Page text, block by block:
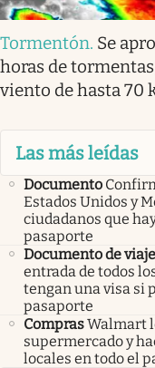
Tormentón. Se
horas de
viento de hasta 70
Las más leídas
Documento
Estados Unidos y
ciudadanos que
pasaporte
Documento de viaje
entrada de todos
tengan una visa si
pasaporte
ComprasWalmart
supermercado y
locales en todo el